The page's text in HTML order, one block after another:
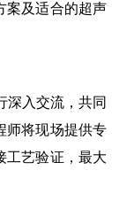
案及适合的超声
深入交流，共同
师将现场提供专
工艺验证，最大